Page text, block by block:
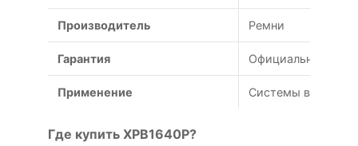
Производитель Ремни
Гарантия Официальная
Применение Системы
Где купить XPB1640P?